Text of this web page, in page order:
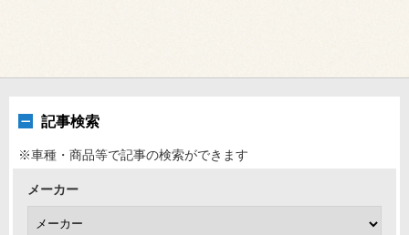
記事検索
※車種・商品等で記事の検索ができます
メーカー